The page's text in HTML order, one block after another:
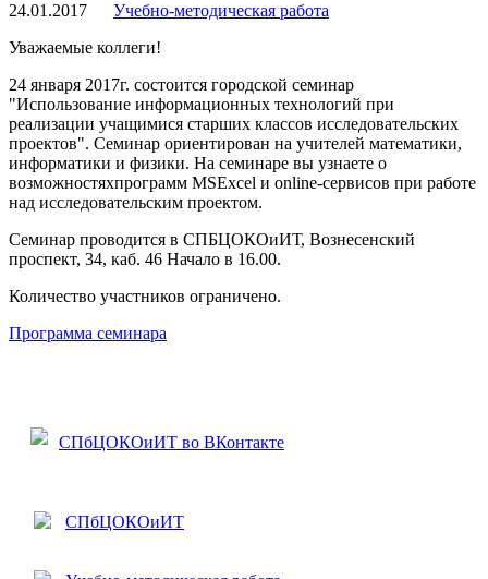
24.01.2017
Учебно-методическая работа
Уважаемые коллеги!
24 января 2017г. состоится городской семинар
"Использование информационных технологий при
реализации учащимися старших классов исследовательских
проектов". Семинар ориентирован на учителей математики,
информатики и физики. На семинаре вы узнаете о
возможностяхпрограмм MSExcel и online-сервисов при работе
над исследовательским проектом.
Семинар проводится в СПБЦОКОиИТ, Вознесенский
проспект, 34, каб. 46 Начало в 16.00.
Количество участников ограничено.
Программа семинара
СПбЦОКОиИТ во ВКонтакте
СПбЦОКОиИТ